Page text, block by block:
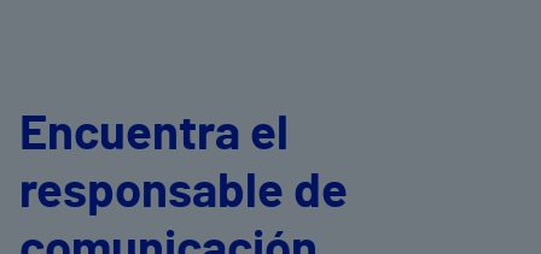
Encuentra el
responsable de